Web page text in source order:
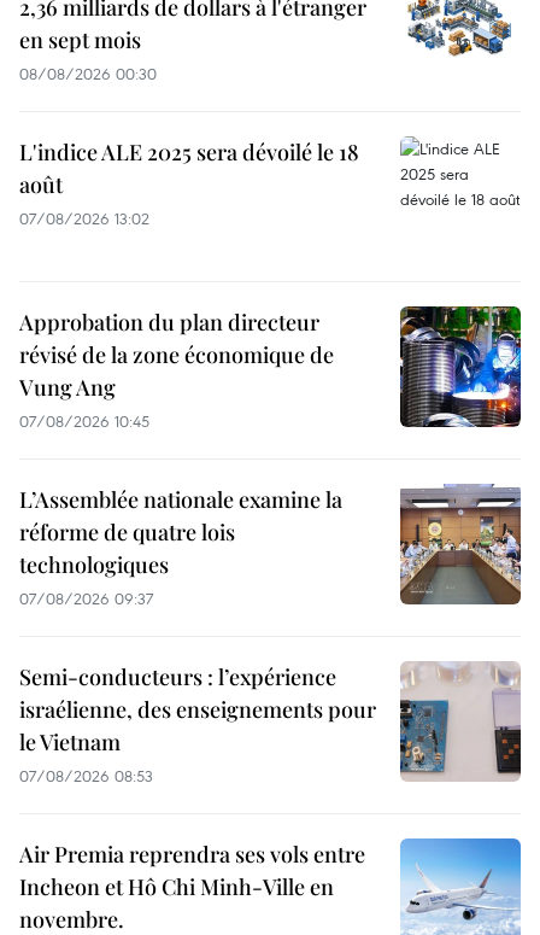
2,36 milliards de dollars à l'étranger
en sept mois
08/08/2026 00:30
L'indice ALE 2025 sera dévoilé le 18
août
07/08/2026 13:02
Approbation du plan directeur
révisé de la zone économique de
Vung Ang
07/08/2026 10:45
L’Assemblée nationale examine la
réforme de quatre lois
technologiques
07/08/2026 09:37
Semi-conducteurs : l’expérience
israélienne, des enseignements pour
le Vietnam
07/08/2026 08:53
Air Premia reprendra ses vols entre
Incheon et Hô Chi Minh-Ville en
novembre.